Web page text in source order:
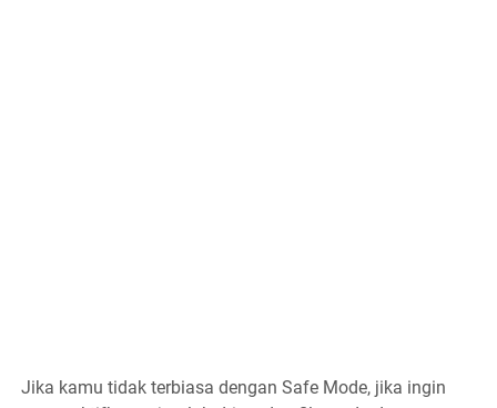
Jika kamu tidak terbiasa dengan Safe Mode, jika ingin